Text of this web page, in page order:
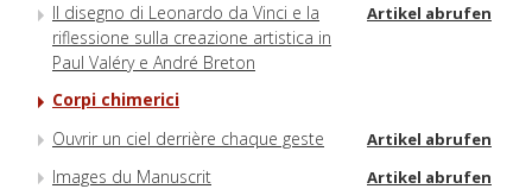
Il disegno di Leonardo da Vinci e la
riflessione sulla creazione artistica in
Paul Valéry e André Breton
Artikel abrufen
Corpi chimerici
Ouvrir un ciel derrière chaque geste
Artikel abrufen
Images du Manuscrit Artikel abrufen